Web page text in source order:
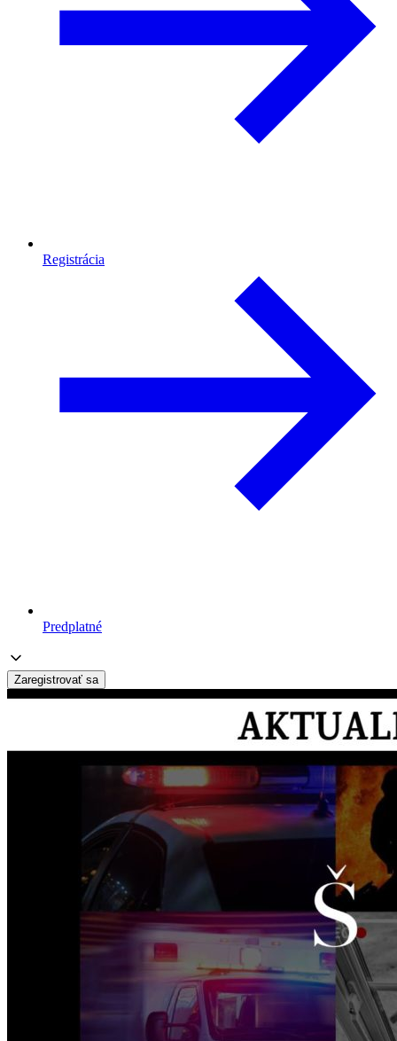
Registrácia
Predplatné
Zaregistrovať sa